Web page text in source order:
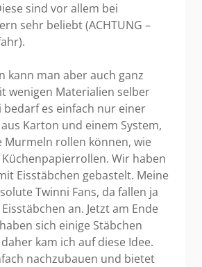
sind vor allem bei
sehr beliebt (ACHTUNG –
kann man aber auch ganz
wenigen Materialien selber
bedarf es einfach nur einer
aus Karton und einem System,
Murmeln rollen können, wie
Wir haben
Eisstäbchen gebastelt. Meine
Twinni Fans, da fallen ja
an. Jetzt am Ende
sich einige Stäbchen
kam ich auf diese Idee.
nachzubauen und bietet